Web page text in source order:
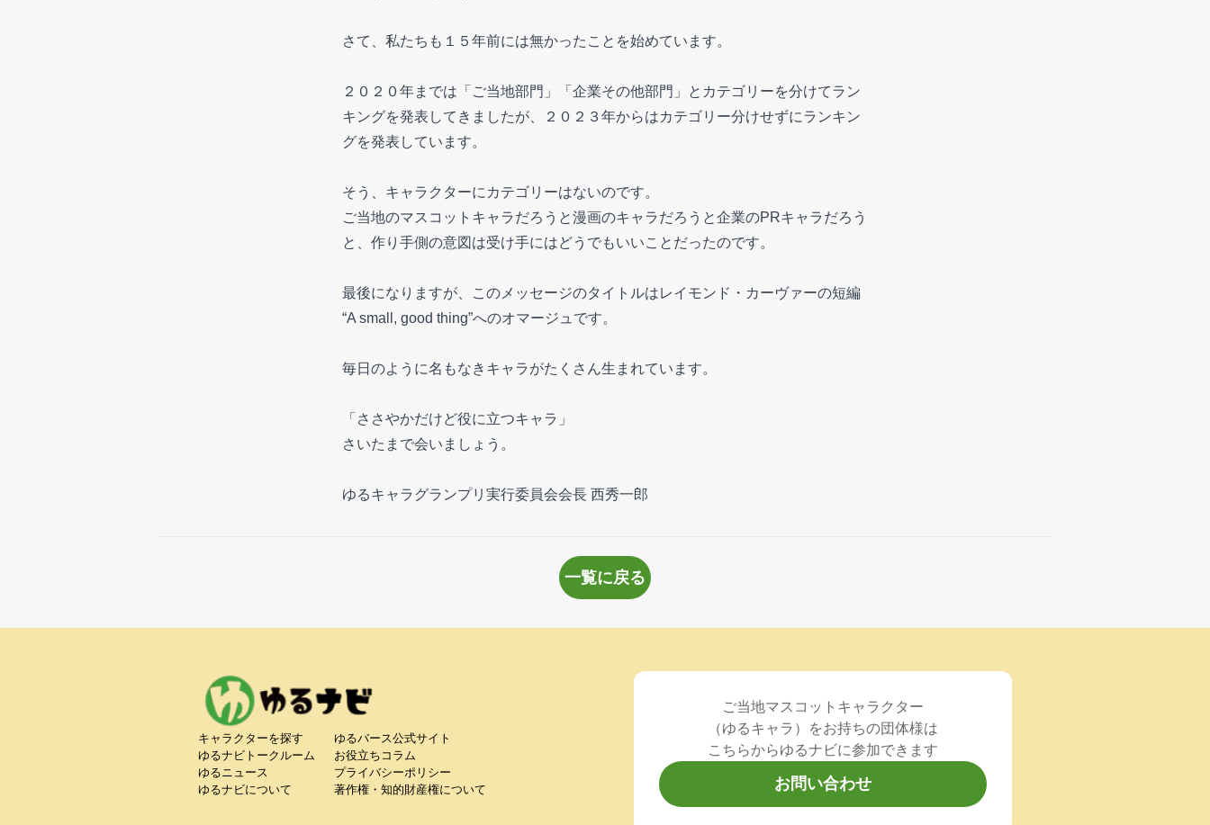
さて、私たちも１５年前には無かったことを始めています。
２０２０年までは「ご当地部門」「企業その他部門」とカテゴリーを分けてラン
キングを発表してきましたが、２０２３年からはカテゴリー分けせずにランキン
グを発表しています。
そう、キャラクターにカテゴリーはないのです。
ご当地のマスコットキャラだろうと漫画のキャラだろうと企業のPRキャラだろう
と、作り手側の意図は受け手にはどうでもいいことだったのです。
最後になりますが、このメッセージのタイトルはレイモンド・カーヴァーの短編
“A small, good thing”へのオマージュです。
毎日のように名もなきキャラがたくさん生まれています。
「ささやかだけど役に立つキャラ」
さいたまで会いましょう。
ゆるキャラグランプリ実行委員会会長 西秀一郎
一覧に戻る
キャラクターを探す
ゆるナビトークルーム
ゆるニュース
ゆるナビについて
ゆるバース公式サイト
お役立ちコラム
プライバシーポリシー
著作権・知的財産権について
ご当地マスコットキャラクター
（ゆるキャラ）をお持ちの団体様は
こちらからゆるナビに参加できます
お問い合わせ